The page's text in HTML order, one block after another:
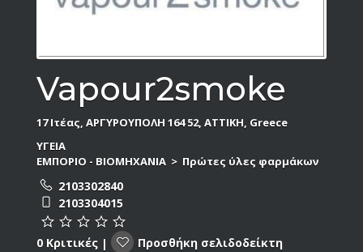
Vapour2smoke
17 Ιτέας, ΑΡΓΥΡΟΥΠΟΛΗ 164 52, ΑΤΤΙΚΗ, Greece
ΥΓΕΙΑ
ΕΜΠΟΡΙΟ - ΒΙΟΜΗΧΑΝΙΑ > Πρώτες ύλες φαρμάκων
2103302840
2103304015
0 Κριτικές | Προσθήκη σελιδοδείκτη